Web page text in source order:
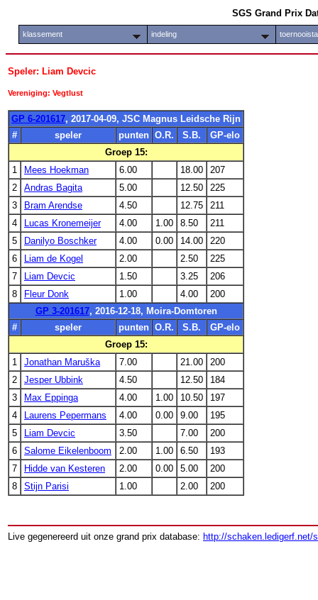
SGS Grand Prix
klassement indeling
Speler: Liam Devcic
Vereniging: Vegtlust
GP 6-201617, 2017-04-09, JSC Magnus Leidsche Rijn
#
speler punten O.R. S.B.
GP-elo
Groep 15:
1
Mees Hoekman 6.00 18.00
207
2
Andras Bagita 5.00 12.50
225
3
Bram Arendse 4.50 12.75
211
4
Lucas Kronemeijer 4.00 1.00 8.50
211
5
Danilyo Boschker 4.00 0.00 14.00
220
6
Liam de Kogel 2.00 2.50
225
7
Liam Devcic 1.50 3.25
206
8
Fleur Donk 1.00 4.00
200
GP 3-201617, 2016-12-18, Moira-Domtoren
#
speler punten O.R. S.B.
GP-elo
Groep 15:
1
Jonathan Maruška 7.00 21.00
200
2
Jesper Ubbink 4.50 12.50
184
3
Max Eppinga 4.00 1.00 10.50
197
4
Laurens Pepermans 4.00 0.00 9.00
195
5
Liam Devcic 3.50 7.00
200
6
Salome Eikelenboom 2.00 1.00 6.50
193
7
Hidde van Kesteren 2.00 0.00 5.00
200
8
Stijn Parisi 1.00 2.00 200
Live gegenereerd uit onze grand prix database: http://schaken.ledigerf.net/